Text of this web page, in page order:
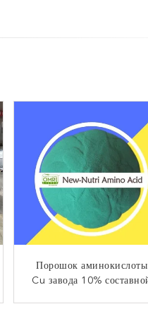
Порошок аминокислоты
Cu завода 10%
100% расстворимых в
удобрений огорода